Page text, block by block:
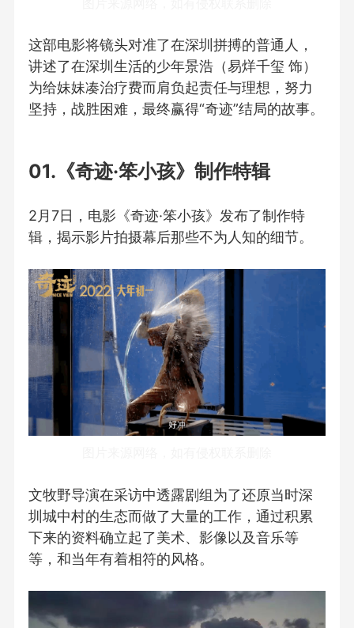
这部电影将镜头对准了在深圳拼搏的普通人，
讲述了在深圳生活的少年景浩（易烊千玺 饰）
为给妹妹凑治疗费而肩负起责任与理想，努力
坚持，战胜困难，最终赢得“奇迹”结局的故事。
01.《奇迹·笨小孩》制作特辑
2月7日，电影《奇迹·笨小孩》发布了制作特
辑，揭示影片拍摄幕后那些不为人知的细节。
文牧野导演在采访中透露剧组为了还原当时深
圳城中村的生态而做了大量的工作，通过积累
下来的资料确立起了美术、影像以及音乐等
等，和当年有着相符的风格。